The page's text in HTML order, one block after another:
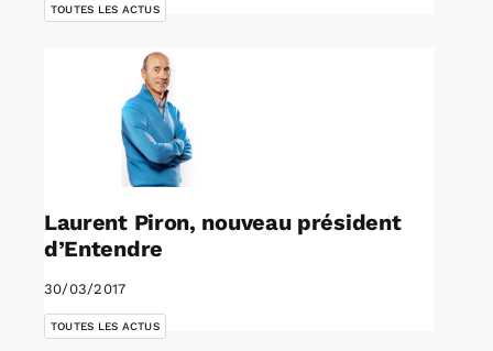
TOUTES LES ACTUS
Laurent Piron, nouveau président
d’Entendre
30/03/2017
TOUTES LES ACTUS